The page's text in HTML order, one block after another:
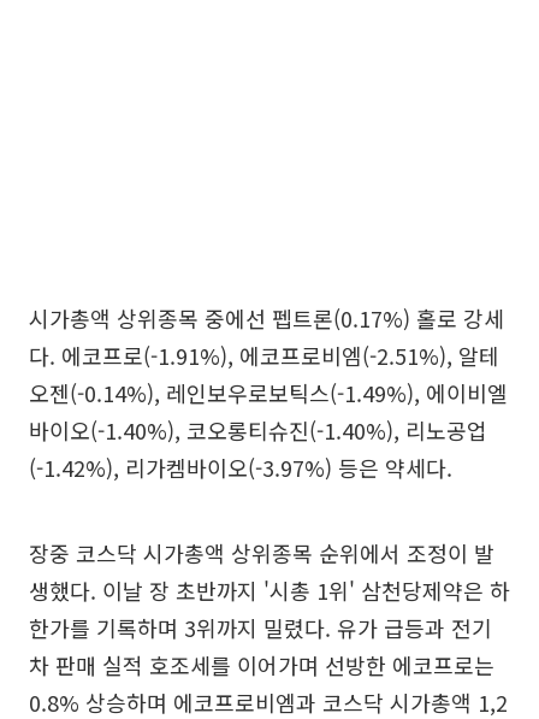
시가총액 상위종목 중에선 펩트론(0.17%) 홀로 강세
다. 에코프로(-1.91%), 에코프로비엠(-2.51%), 알테
오젠(-0.14%), 레인보우로보틱스(-1.49%), 에이비엘
바이오(-1.40%), 코오롱티슈진(-1.40%), 리노공업
(-1.42%), 리가켐바이오(-3.97%) 등은 약세다.
장중 코스닥 시가총액 상위종목 순위에서 조정이 발
생했다. 이날 장 초반까지 '시총 1위' 삼천당제약은 하
한가를 기록하며 3위까지 밀렸다. 유가 급등과 전기
차 판매 실적 호조세를 이어가며 선방한 에코프로는
0.8% 상승하며 에코프로비엠과 코스닥 시가총액 1,2